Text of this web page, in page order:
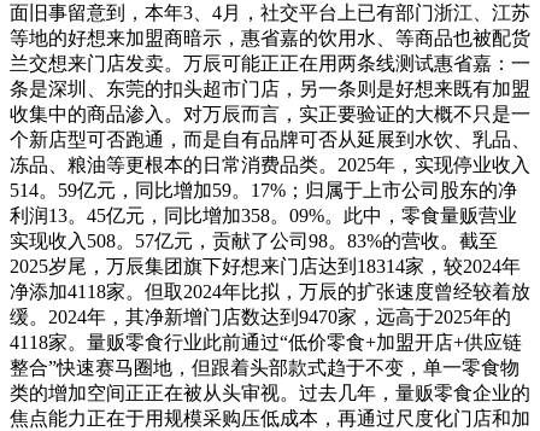
面旧事留意到，本年3、4月，社交平台上已有部门浙江、江苏
等地的好想来加盟商暗示，惠省嘉的饮用水、等商品也被配货
兰交想来门店发卖。万辰可能正正在用两条线测试惠省嘉：一
条是深圳、东莞的扣头超市门店，另一条则是好想来既有加盟
收集中的商品渗入。对万辰而言，实正要验证的大概不只是一
个新店型可否跑通，而是自有品牌可否从延展到水饮、乳品、
冻品、粮油等更根本的日常消费品类。2025年，实现停业收入
514。59亿元，同比增加59。17%；归属于上市公司股东的净
利润13。45亿元，同比增加358。09%。此中，零食量贩营业
实现收入508。57亿元，贡献了公司98。83%的营收。截至
2025岁尾，万辰集团旗下好想来门店达到18314家，较2024年
净添加4118家。但取2024年比拟，万辰的扩张速度曾经较着放
缓。2024年，其净新增门店数达到9470家，远高于2025年的
4118家。量贩零食行业此前通过“低价零食+加盟开店+供应链
整合”快速赛马圈地，但跟着头部款式趋于不变，单一零食物
类的增加空间正正在被从头审视。过去几年，量贩零食企业的
焦点能力正在于用规模采购压低成本，再通过尺度化门店和加